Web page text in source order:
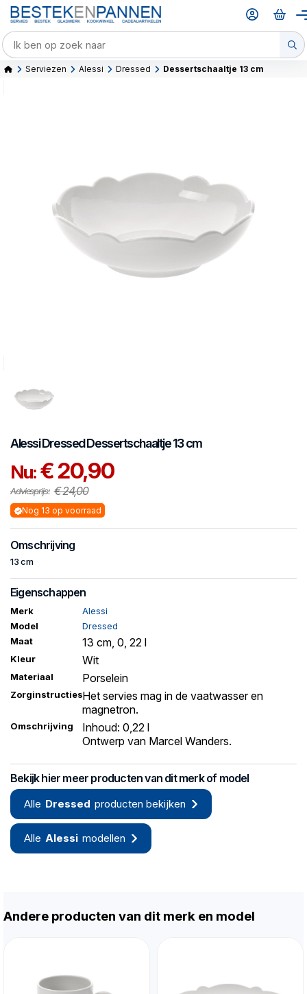
Serviezen Alessi Dressed Dessertschaaltje 13 cm
AlessiDressedDessertschaaltje 13 cm
Nu:€ 20,90
Adviesprijs: € 24,00
Nog 13 op voorraad
Omschrijving
13 cm
Eigenschappen
Merk
Alessi
Model
Dressed
Maat
13 cm, 0, 22 l
Kleur Wit
Materiaal Porselein
ZorginstructiesHet servies mag in de vaatwasser en
magnetron.
Omschrijving
Inhoud: 0,22 l
Ontwerp van Marcel Wanders.
Bekijk hier meer producten van dit merk of model
Alle Dressed producten bekijken
Alle Alessi modellen
Andere producten van dit merk en model